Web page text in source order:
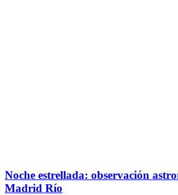
Noche estrellada: observación
Madrid Río